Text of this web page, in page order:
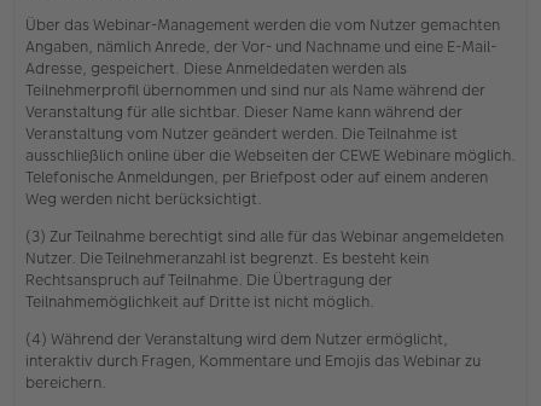
Über das Webinar-Management werden die vom Nutzer gemachten
Angaben, nämlich Anrede, der Vor- und Nachname und eine E-Mail-
Adresse, gespeichert. Diese Anmeldedaten werden als
Teilnehmerprofil übernommen und sind nur als Name während der
Veranstaltung für alle sichtbar. Dieser Name kann während der
Veranstaltung vom Nutzer geändert werden. Die Teilnahme ist
ausschließlich online über die Webseiten der CEWE Webinare möglich.
Telefonische Anmeldungen, per Briefpost oder auf einem anderen
Weg werden nicht berücksichtigt.
(3) Zur Teilnahme berechtigt sind alle für das Webinar angemeldeten
Nutzer. Die Teilnehmeranzahl ist begrenzt. Es besteht kein
Rechtsanspruch auf Teilnahme. Die Übertragung der
Teilnahmemöglichkeit auf Dritte ist nicht möglich.
(4) Während der Veranstaltung wird dem Nutzer ermöglicht,
interaktiv durch Fragen, Kommentare und Emojis das Webinar zu
bereichern.